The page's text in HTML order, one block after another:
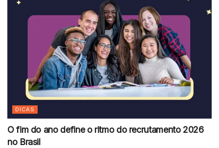
DICAS
O fim do ano define o ritmo do recrutamento 2026
no Brasil